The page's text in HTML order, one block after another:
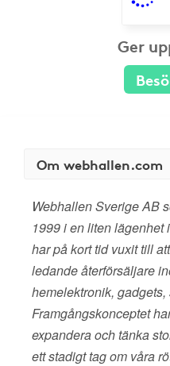
Ger
Om webhallen.com
Webhallen Sverige AB
1999 i en liten
har på kort tid vuxit till
ledande återförsäljare
hemelektronik,
Framgångskonceptet
expandera och tänka
ett stadigt tag om våra